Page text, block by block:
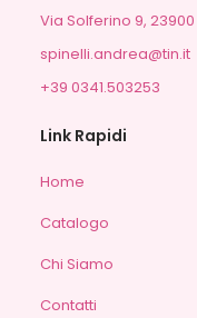
Via Solferino 9,
spinelli.andrea@tin.it
+39 0341.503253
Link Rapidi
Home
Catalogo
Chi Siamo
Contatti